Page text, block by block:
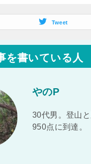
Tweet
を書いている人
やのP
30代男。登山
950点に到達。